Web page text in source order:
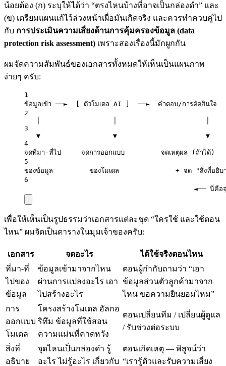
น้อยต้อง (ก) ระบุให้ได้ว่า “ตรงไหนบ้างที่อาจเป็นกล่องดำ” และ
(ข) เตรียมแผนแก้ไว้ล่วงหน้าเผื่อมันเกิดจริง และควรทำควบคู่ไป
กับ การประเมินความเสี่ยงด้านการคุ้มครองข้อมูล (data
protection risk assessment) เพราะสองเรื่องนี้มักผูกกัน
ผมจัดความสัมพันธ์ของเอกสารทั้งหมดให้เห็นเป็นแผนภาพ
ง่ายๆ ครับ:
1
ข้อมูลเข้า ──►  [ ตัวโมเดล AI ]  ──►  คำตอบ/การตัดสินใจ
2
3
▼                  ▼                      ▼
4
จดที่มา-ที่ไป     จดการออกแบบ         จดเหตุผล (ถ้าได้)
5
ของข้อมูล         ของโมเดล              + จด "สิ่งที่อธิบา
6
◄── นี่คือ
เพื่อให้เห็นเป็นรูปธรรมว่าเอกสารแต่ละชุด “ใครใช้ และใช้ตอน
ไหน” ผมจัดเป็นตารางในมุมเจ้าของครับ:
เอกสาร จดอะไร
ได้ใช้จริงตอนไหน
ที่มา-ที่
ไปของ
ข้อมูล
ข้อมูลเข้ามาจากไหน
ผ่านการแปลงอะไร เอา
ไปสร้างอะไร
ตอนผู้กำกับถามว่า “เอา
ข้อมูลส่วนตัวลูกค้ามาจาก
ไหน ขอความยินยอมไหม”
การ
ออกแบบ
โมเดล
โครงสร้างโมเดล อัลกอ
ริทึม ข้อมูลที่ใช้สอน
ความแม่นที่คาดหวัง
ตอนเปลี่ยนทีม / เปลี่ยนผู้ดูแล
/ รับช่วงต่อระบบ
สิ่งที่
อธิบาย
จุดไหนเป็นกล่องดำ รู้
อะไร ไม่รู้อะไร เกี่ยวกับ
ตอนเกิดเหตุ — พิสูจน์ว่า
“เรารู้ตัวและรับความเสี่ยง